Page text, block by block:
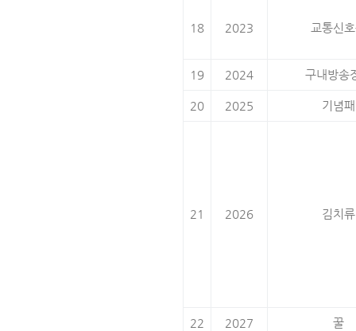
18 2023 교통신
19 2024 구내방송
20 2025 기념패
21 2026 김치류
22 2027 꿀